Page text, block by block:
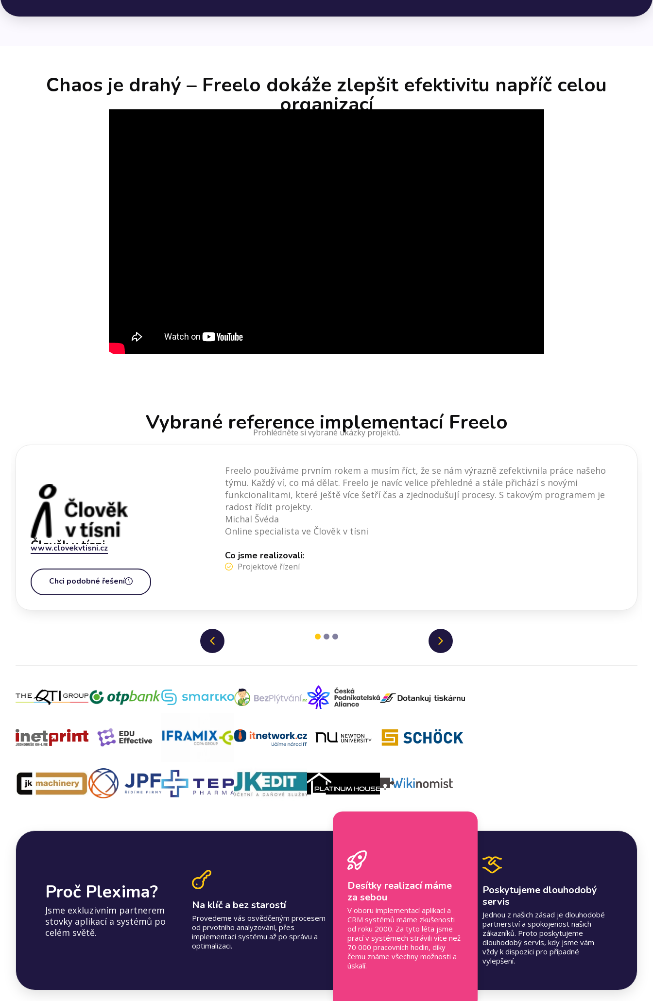
Chaos je drahý – Freelo dokáže zlepšit efektivitu napříč celou
organizací
Vybrané reference implementací Freelo
Prohlédněte si vybrané ukázky projektů.
Člověk v tísni
www.clovekvtisni.cz
Chci podobné řešení
Freelo používáme prvním rokem a musím říct, že se nám výrazně zefektivnila práce našeho
týmu. Každý ví, co má dělat. Freelo je navíc velice přehledné a stále přichází s novými
funkcionalitami, které ještě více šetří čas a zjednodušují procesy. S takovým programem je
radost řídit projekty.
Michal Švéda
Online specialista ve Člověk v tísni
Co jsme realizovali:
Projektové řízení
Proč Plexima?
Jsme exkluzivním partnerem
stovky aplikací a systémů po
celém světě.
Na klíč a bez starostí
Provedeme vás osvědčeným procesem
od prvotního analyzování, přes
implementaci systému až po správu a
optimalizaci.
Desítky realizací máme
za sebou
V oboru implementací aplikací a
CRM systémů máme zkušenosti
od roku 2000. Za tyto léta jsme
prací v systémech strávili více než
70 000 pracovních hodin, díky
čemu známe všechny možnosti a
úskalí.
Poskytujeme dlouhodobý
servis
Jednou z našich zásad je dlouhodobé
partnerství a spokojenost našich
zákazníků. Proto poskytujeme
dlouhodobý servis, kdy jsme vám
vždy k dispozici pro případné
vylepšení.